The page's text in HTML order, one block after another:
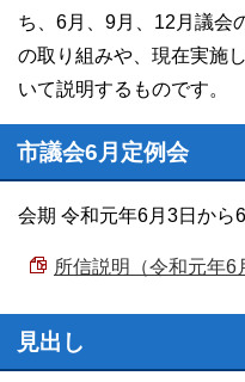
ち、6月、9月、12月議会
の取り組みや、現在実施
いて説明するものです。
市議会6月定例会
会期 令和元年6月3日から
所信説明（令和元年6
見出し